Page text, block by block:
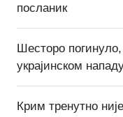
посланик
Шесторо
украјинском
Крим тренутно